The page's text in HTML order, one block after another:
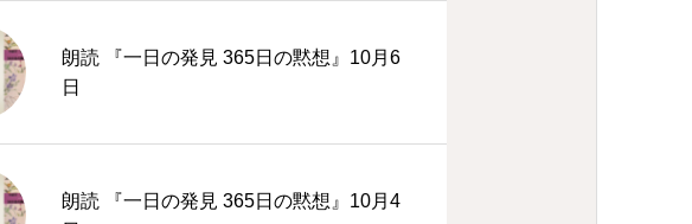
朗読 『一日の発見 365日の黙想』10月6
日
朗読 『一日の発見 365日の黙想』10月4